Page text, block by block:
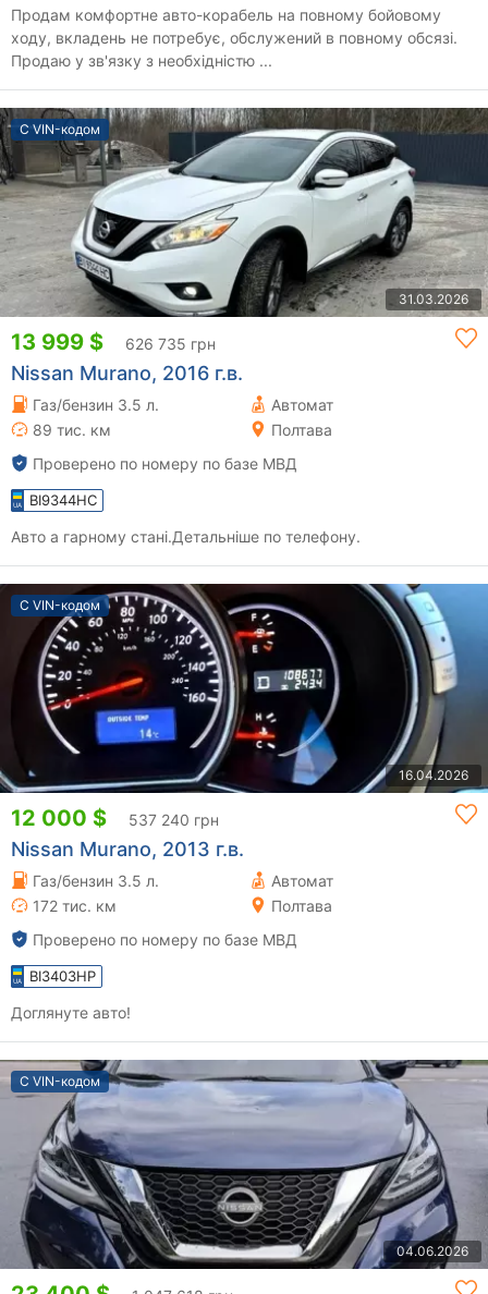
Продам комфортне авто-корабель на повному бойовому
ходу, вкладень не потребує, обслужений в повному обсязі.
Продаю у зв'язку з необхідністю ...
С VIN-кодом
31.03.2026
13 999 $ 626 735 грн
Nissan Murano, 2016 г.в.
Газ/бензин 3.5 л.
Автомат
89 тис. км
Полтава
Проверено по номеру по базе МВД
BI9344HC
Авто а гарному стані.Детальніше по телефону.
С VIN-кодом
16.04.2026
12 000 $ 537 240 грн
Nissan Murano, 2013 г.в.
Газ/бензин 3.5 л.
Автомат
172 тис. км
Полтава
Проверено по номеру по базе МВД
BI3403HP
Доглянуте авто!
С VIN-кодом
04.06.2026